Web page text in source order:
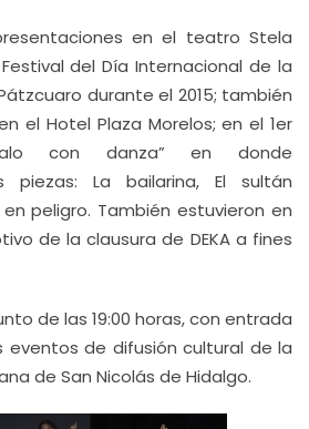
en el teatro Stela
del Día Internacional de la
durante el 2015; también
el Hotel Plaza Morelos; en el 1er
con danza” en donde
piezas: La bailarina, El sultán
peligro. También estuvieron en
de la clausura de DEKA a fines
de las 19:00 horas, con entrada
de difusión cultural de la
de San Nicolás de Hidalgo.